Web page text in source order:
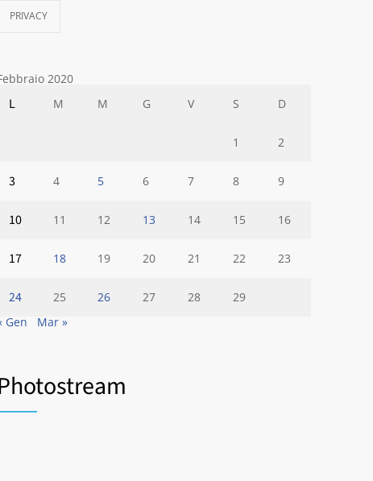
PRIVACY
2020
L M M G V S D
1 2
3 4 5 6 7 8 9
10 11 12 13 14 15 16
17 18 19 20 21 22 23
24 25 26 27 28
29
Gen
Mar »